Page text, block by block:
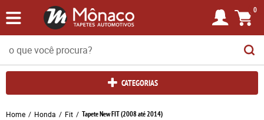
0
CATEGORIAS
Home Honda Fit Tapete New FIT (2008 até 2014)